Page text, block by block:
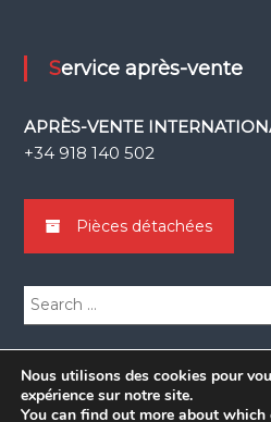
Service après-vente
APRÈS-VENTE
+34 918 140 502
Pièces détachées
Search
for:
Nous utilisons des cookies pour
expérience sur notre site.
You can find out more about